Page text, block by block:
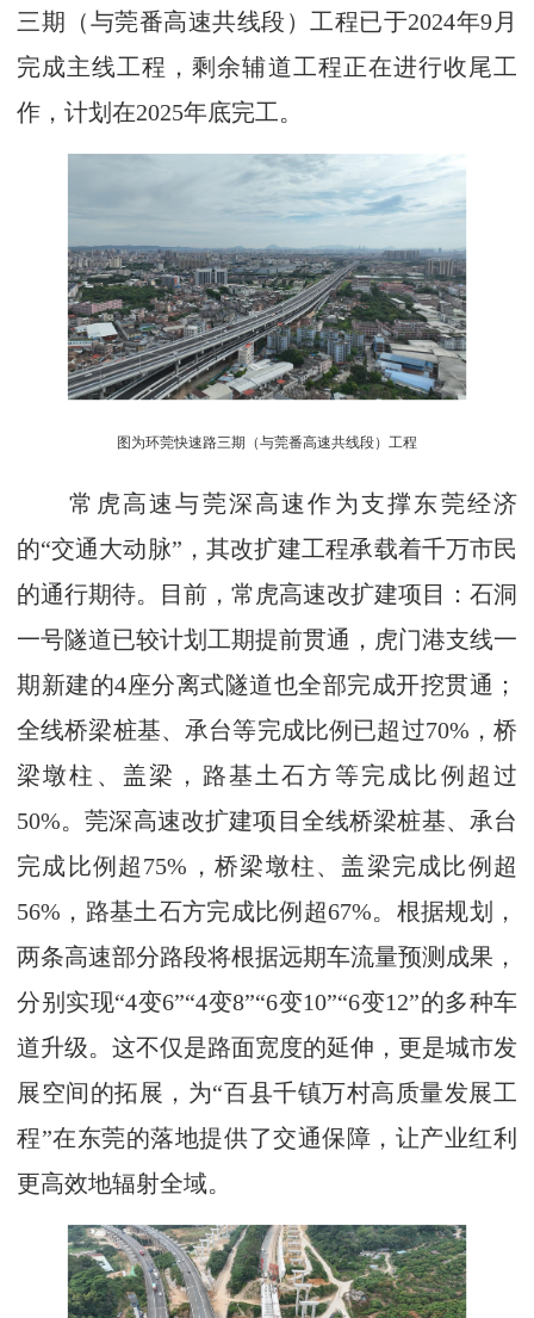
三期（与莞番高速共线段）工程已于2024年9月
完成主线工程，剩余辅道工程正在进行收尾工
作，计划在2025年底完工。
图为环莞快速路三期（与莞番高速共线段）工程
常虎高速与莞深高速作为支撑东莞经济
的“交通大动脉”，其改扩建工程承载着千万市民
的通行期待。目前，常虎高速改扩建项目：石洞
一号隧道已较计划工期提前贯通，虎门港支线一
期新建的4座分离式隧道也全部完成开挖贯通；
全线桥梁桩基、承台等完成比例已超过70%，桥
梁墩柱、盖梁，路基土石方等完成比例超过
50%。莞深高速改扩建项目全线桥梁桩基、承台
完成比例超75%，桥梁墩柱、盖梁完成比例超
56%，路基土石方完成比例超67%。根据规划，
两条高速部分路段将根据远期车流量预测成果，
分别实现“4变6”“4变8”“6变10”“6变12”的多种车
道升级。这不仅是路面宽度的延伸，更是城市发
展空间的拓展，为“百县千镇万村高质量发展工
程”在东莞的落地提供了交通保障，让产业红利
更高效地辐射全域。